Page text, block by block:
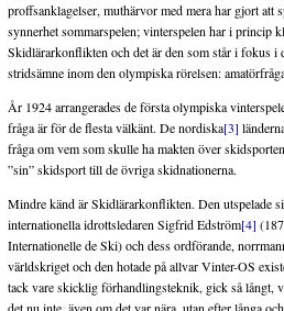
proffsanklagelser, muthärvor med mera har gjort att
synnerhet sommarspelen; vinterspelen har i princip
Skidlärarkonflikten och det är den som står i fokus i
stridsämne inom den olympiska rörelsen:
År 1924 arrangerades de första olympiska
fråga är för de flesta välkänt. De nordiska[3]
fråga om vem som skulle ha makten över
”sin” skidsport till de övriga skidnationerna.
Mindre känd är Skidlärarkonflikten. Den utspelade
internationella idrottsledaren Sigfrid Edström[4]
Internationelle de Ski) och dess ordförande,
världskriget och den hotade på allvar Vinter-OS
tack vare skicklig förhandlingsteknik, gick så långt,